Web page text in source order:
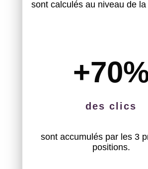
sont calculés au niveau de
+70
des clics
sont accumulés par les 3
positions.